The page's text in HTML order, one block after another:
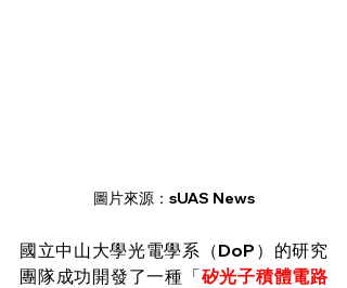
圖片來源：sUAS News
國立中山大學光電學系（DoP）的研究
團隊成功開發了一種「矽光子積體電路